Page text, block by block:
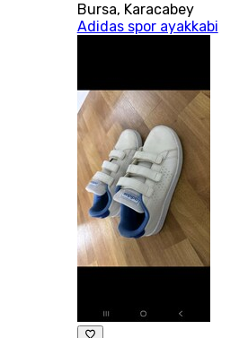
Bursa, Karacabey
Adidas spor ayakkabi